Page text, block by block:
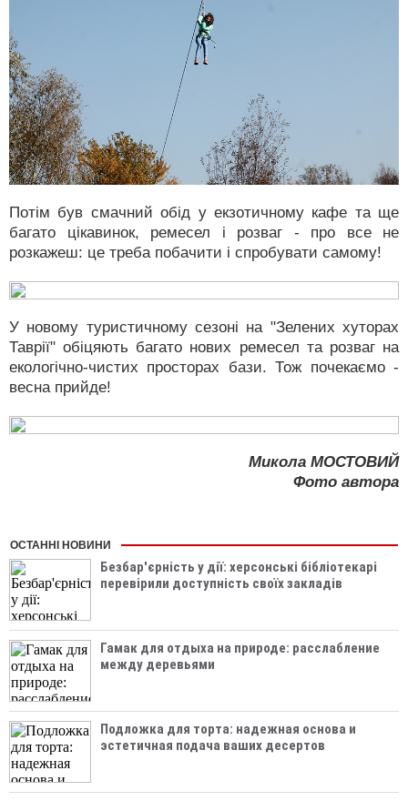
Потім був смачний обід у екзотичному кафе та ще
багато цікавинок, ремесел і розваг - про все не
розкажеш: це треба побачити і спробувати самому!
У новому туристичному сезоні на "Зелених хуторах
Таврії" обіцяють багато нових ремесел та розваг на
екологічно-чистих просторах бази. Тож почекаємо -
весна прийде!
Микола МОСТОВИЙ
Фото автора
ОСТАННІ НОВИНИ
Безбар'єрність у дії: херсонські бібліотекарі
перевірили доступність своїх закладів
Гамак для отдыха на природе: расслабление
между деревьями
Подложка для торта: надежная основа и
эстетичная подача ваших десертов